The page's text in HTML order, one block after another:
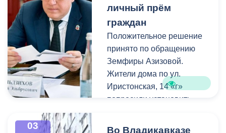
укладке брусчатки. Сейчас
специалисты
обустраивают основание
ограждения. Парапет
выполнен из
архитектурного бетона.
Как и на других участках
с металлическими
личный прём
граждан
Положительное решение
принято по обращению
Земфиры Азизовой.
Жители дома по ул.
Иристонская, 14 «г»
попросили установить
03
Во Владикавказе